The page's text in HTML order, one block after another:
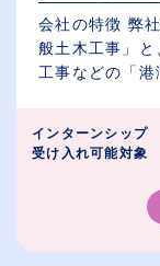
会社の特徴 弊
般土木工事」
工事などの「
インターンシップ
受け入れ可能対象